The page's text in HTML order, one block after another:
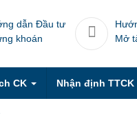
dẫn Đầu tư
khoán
Mở
CK Nhận định TTCK